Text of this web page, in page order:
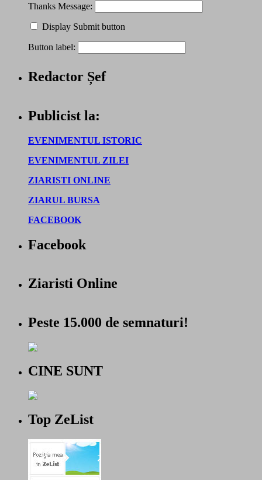
Thanks Message:
Display Submit button
Button label:
Redactor Șef
Publicist la:
EVENIMENTUL ISTORIC
EVENIMENTUL ZILEI
ZIARISTI ONLINE
ZIARUL BURSA
FACEBOOK
Facebook
Ziaristi Online
Peste 15.000 de semnaturi!
CINE SUNT
Top ZeList